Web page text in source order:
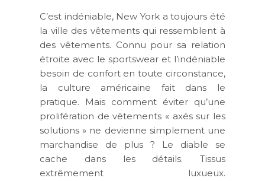
C’est indéniable, New York a toujours été
la ville des vêtements qui ressemblent à
des vêtements. Connu pour sa relation
étroite avec le sportswear et l’indéniable
besoin de confort en toute circonstance,
la culture américaine fait dans le
pratique. Mais comment éviter qu’une
prolifération de vêtements « axés sur les
solutions » ne devienne simplement une
marchandise de plus ? Le diable se
cache dans les détails. Tissus
extrêmement luxueux.